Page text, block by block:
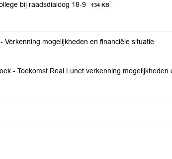
bij raadsdialoog 18-9
134 KB
Verkenning mogelijkheden en financiële situatie
- Toekomst Real Lunet verkenning mogelijkheden